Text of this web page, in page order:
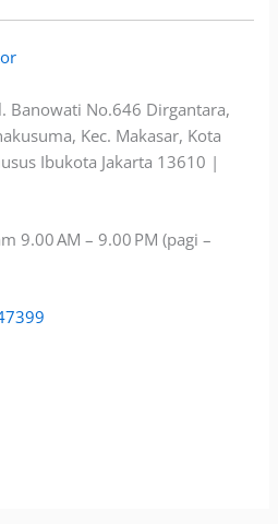
Banowati No.646 Dirgantara,
Kec. Makasar, Kota
Ibukota Jakarta 13610 |
9.00 AM – 9.00 PM (pagi –